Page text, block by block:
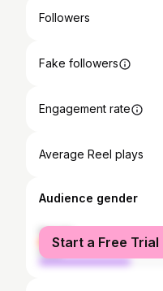
Followers
Fake followers
Engagement rate
Average Reel plays
Audience gender
female
male
Start a Free Trial